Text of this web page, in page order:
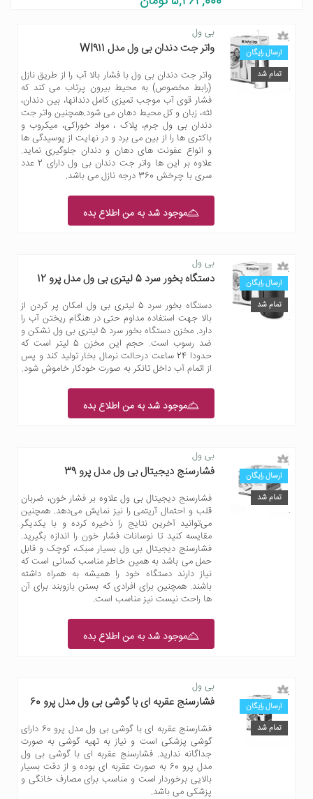
ارسال رایگان
تمام شد
بی ول
واتر جت دندان بی ول مدل WI911
واتر جت دندان بی ول با فشار بالا آب را از طریق نازل
(رابط مخصوص) به محیط بیرون پرتاب می کند که
فشار قوی آب موجب تمیزی کامل دندانها، بین دندان،
لثه، زبان و کل محیط دهان می شود.همچنین واتر جت
دندان بی ول جرم، پلاک ، مواد خوراکی، میکروب و
باکتری ها را از بین می برد و در نهایت از پوسیدگی ها
و انواع عفونت های دهان و دندان جلوگیری نماید.
علاوه بر این ها واتر جت دندان بی ول دارای 2 عدد
سری با چرخش 360 درجه نازل می باشد.
موجود شد به من اطلاع بده
ارسال رایگان
تمام شد
بی ول
دستگاه بخور سرد 5 لیتری بی ول مدل پرو 12
دستگاه بخور سرد 5 لیتری بی ول امکان پر کردن از
بالا جهت استفاده مداوم حتی در هنگام ریختن آب را
دارد. مخزن دستگاه بخور سرد 5 لیتری بی ول نشکن و
ضد رسوب است. حجم این مخزن 5 لیتر است که
حدودا 24 ساعت درحالت نرمال بخار تولید کند و پس
از اتمام آب داخل تانکر به صورت خودکار خاموش شود.
موجود شد به من اطلاع بده
ارسال رایگان
تمام شد
بی ول
فشارسنج دیجیتال بی ول مدل پرو 39
فشارسنج دیجیتال بی ول علاوه بر فشار خون، ضربان
قلب و احتمال آریتمی را نیز نمایش می‌دهد. همچنین
می‌توانید آخرین نتایج را ذخیره کرده و با یکدیگر
مقایسه کنید تا نوسانات فشار خون را اندازه بگیرید.
فشارسنج دیجیتال بی ول بسیار سبک، کوچک و قابل
حمل می باشد به همین خاطر مناسب کسانی است که
نیاز دارند دستگاه خود را همیشه به همراه داشته
باشند. همچنین برای افرادی که بستن بازوبند برای آن
ها راحت نیست نیز مناسب است.
موجود شد به من اطلاع بده
ارسال رایگان
تمام شد
بی ول
فشارسنج عقربه ای با گوشی بی ول مدل پرو 60
فشارسنج عقربه ای با گوشی بی ول مدل پرو 60 دارای
گوشی پزشکی است و نیاز به تهیه گوشی به صورت
جداگانه ندارید. فشارسنج عقربه ای با گوشی بی ول
مدل پرو 60 به صورت عقربه ای بوده و از دقت بسیار
بالایی برخوردار است و مناسب برای مصارف خانگی و
پزشکی می باشد.